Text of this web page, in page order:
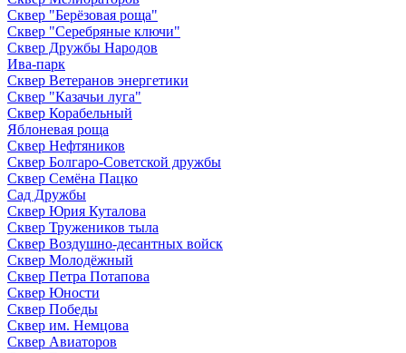
Сквер "Берёзовая роща"
Сквер "Серебряные ключи"
Сквер Дружбы Народов
Ива-парк
Сквер Ветеранов энергетики
Сквер "Казачьи луга"
Сквер Корабельный
Яблоневая роща
Сквер Нефтяников
Сквер Болгаро-Советской дружбы
Сквер Семёна Пацко
Сад Дружбы
Сквер Юрия Куталова
Сквер Тружеников тыла
Сквер Воздушно-десантных войск
Сквер Молодёжный
Сквер Петра Потапова
Сквер Юности
Сквер Победы
Сквер им. Немцова
Сквер Авиаторов